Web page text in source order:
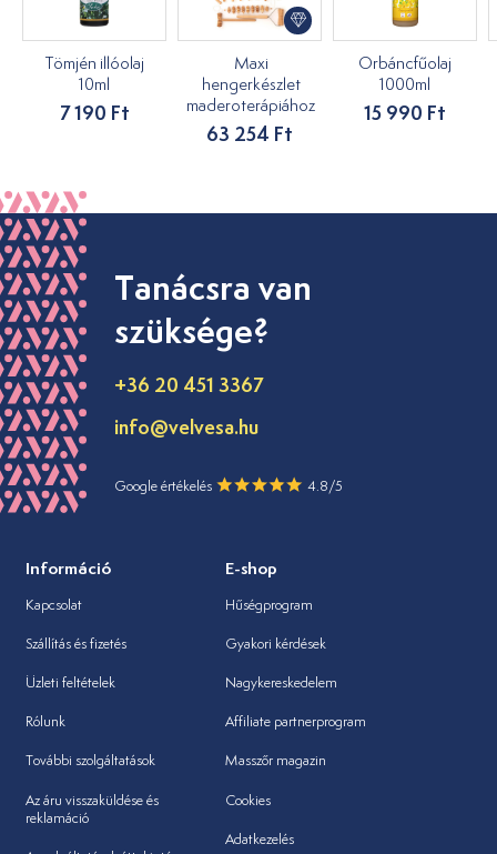
Tömjén illóolaj
10ml
7 190 Ft
Maxi
hengerkészlet
maderoterápiához
63 254 Ft
Orbáncfűolaj
1000ml
15 990 Ft
Tanácsra van
szüksége?
+36 20 451 3367
info@velvesa.hu
Google értékelés 4.8/5
Információ
Kapcsolat
Szállítás és fizetés
Üzleti feltételek
Rólunk
További szolgáltatások
Az áru visszaküldése és
reklamáció
E-shop
Hűségprogram
Gyakori kérdések
Nagykereskedelem
Affiliate partnerprogram
Masszőr magazin
Cookies
Adatkezelés